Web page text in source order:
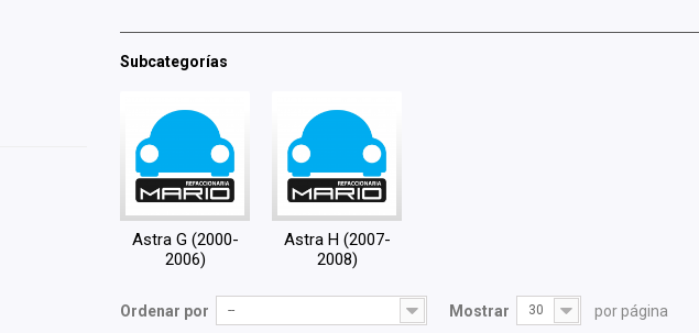
Subcategorías
Astra G (2000-
2006)
Astra H (2007-
2008)
Ordenar por -- Mostrar 30 por página